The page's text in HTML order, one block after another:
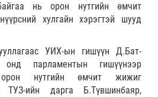
нь орон нутгийн өмчит
хулгайн хэрэгтэй шууд
УИХ-ын гишүүн Д.Бат-
онд парламентын гишүүнээр
нутгийн өмчит жижиг
ТУЗ-ийн дарга Б.Түвшинбаяр,